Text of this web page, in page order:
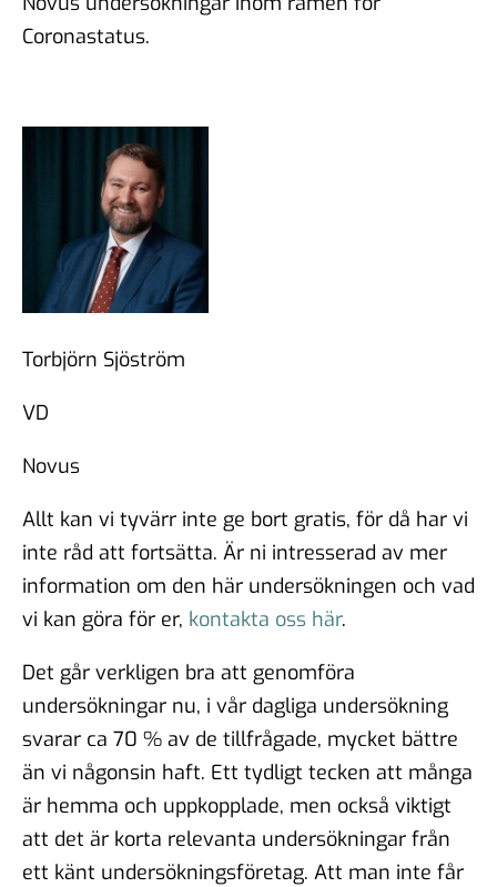
Coronastatus.
Torbjörn Sjöström
VD
Novus
Allt kan vi tyvärr inte ge bort gratis, för då har vi
inte råd att fortsätta. Är ni intresserad av mer
information om den här undersökningen och vad
vi kan göra för er, kontakta oss här.
Det går verkligen bra att genomföra
undersökningar nu, i vår dagliga undersökning
svarar ca 70 % av de tillfrågade, mycket bättre
än vi någonsin haft. Ett tydligt tecken att många
är hemma och uppkopplade, men också viktigt
att det är korta relevanta undersökningar från
ett känt undersökningsföretag. Att man inte får